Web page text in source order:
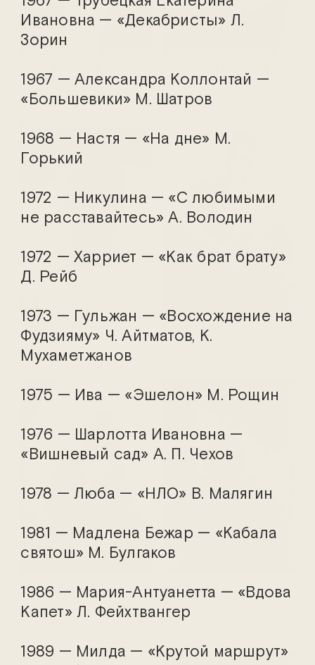
Елена Козина
Татьяна Корецкая Анатолий
Кормановский
Николай Клямчук
Ивановна — «Декабристы» Л.
Зорин
1967 — Александра Коллонтай —
«Большевики» М. Шатров
1968 — Настя — «На дне» М.
Горький
1972 — Никулина — «С любимыми
не расставайтесь» А. Володин
1972 — Харриет — «Как брат брату»
Д. Рейб
1973 — Гульжан — «Восхождение на
Фудзияму» Ч. Айтматов, К.
Мухаметжанов
1975 — Ива — «Эшелон» М. Рощин
1976 — Шарлотта Ивановна —
«Вишневый сад» А. П. Чехов
1978 — Люба — «НЛО» В. Малягин
1981 — Мадлена Бежар — «Кабала
святош» М. Булгаков
1986 — Мария-Антуанетта — «Вдова
Капет» Л. Фейхтвангер
1989 — Милда — «Крутой маршрут»